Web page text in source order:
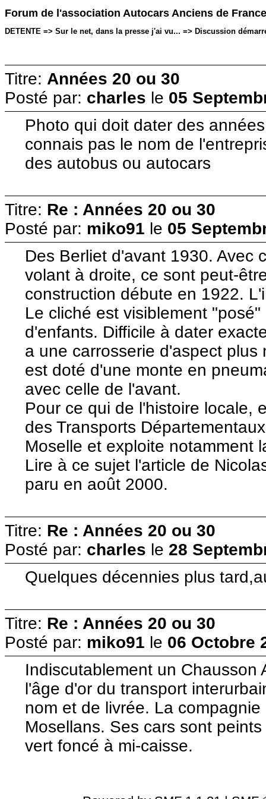
Forum de l'association Autocars Anciens de France
DETENTE => Sur le net, dans la presse j'ai vu... => Discussion
Titre: Années 20 ou 30
Posté par: charles le 05
Photo qui doit dater des
connais pas le nom de
des autobus ou autocars
Titre: Re : Années 20 ou 30
Posté par: miko91 le 05
Des Berliet d'avant 1930. Avec
volant à droite, ce sont peut-
construction débute en 1922.
Le cliché est visiblement
d'enfants. Difficile à dater
a une carrosserie d'aspect
est doté d'une monte en
avec celle de l'avant.
Pour ce qui de l'histoire locale,
des Transports
Moselle et exploite notamment
Lire à ce sujet l'article de
paru en août 2000.
Titre: Re : Années 20 ou 30
Posté par: charles le 28
Quelques décennies plus
Titre: Re : Années 20 ou 30
Posté par: miko91 le 06 Octobre
Indiscutablement un Chausson
l'âge d'or du transport
nom et de livrée. La
Mosellans. Ses cars sont
vert foncé à mi-caisse.